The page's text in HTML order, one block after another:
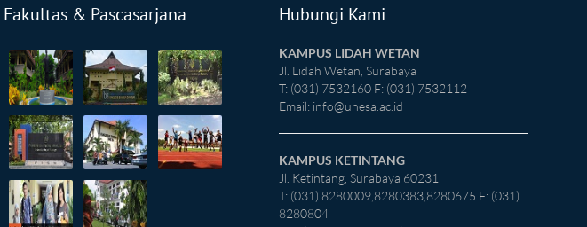
Fakultas & Pascasarjana Hubungi Kami
KAMPUS LIDAH WETAN
Jl. Lidah Wetan, Surabaya
T: (031) 7532160 F: (031) 7532112
Email: info@unesa.ac.id
KAMPUS KETINTANG
Jl. Ketintang, Surabaya 60231
T: (031) 8280009,8280383,8280675 F: (031)
8280804